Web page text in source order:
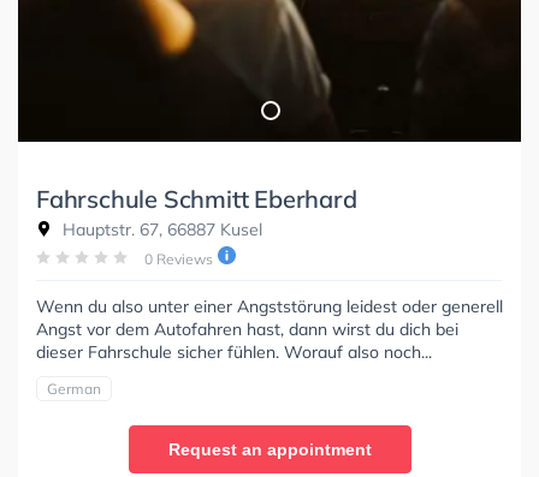
Fahrschule Schmitt Eberhard
Hauptstr. 67, 66887 Kusel
0 Reviews
Wenn du also unter einer Angststörung leidest oder generell
Angst vor dem Autofahren hast, dann wirst du dich bei
dieser Fahrschule sicher fühlen. Worauf also noch...
German
Request an appointment